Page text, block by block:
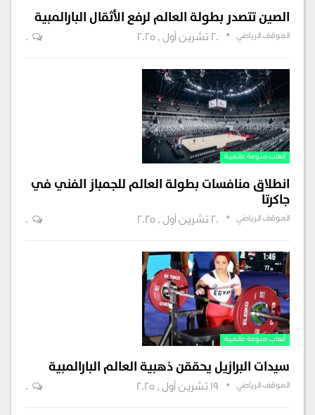
الصين تتصدر بطولة العالم لرفع الأثقال البارالمبية
الموقف الرياضي 20 تشرين أول , 2025 0
ألعاب منوعة عالمية
انطلاق منافسات بطولة العالم للجمباز الفني في
جاكرتا
الموقف الرياضي 20 تشرين أول , 2025 0
ألعاب منوعة عالمية
سيدات البرازيل يحققن ذهبية العالم البارالمبية
الموقف الرياضي 19 تشرين أول , 2025 0